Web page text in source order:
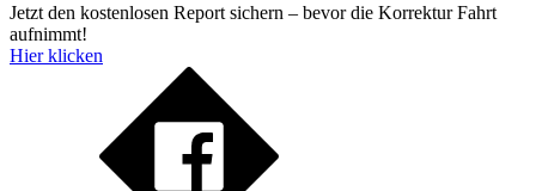
Jetzt den kostenlosen Report sichern – bevor die Korrektur Fahrt
aufnimmt!
Hier klicken